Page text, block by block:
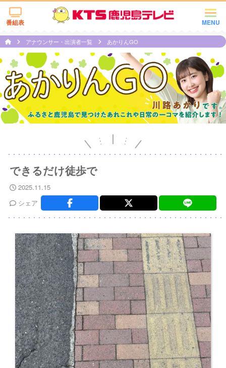
MENU
番組表
アナウンサー・出演者一覧 あかりんGO
できるだけ徒歩で
2025.11.15
シェア